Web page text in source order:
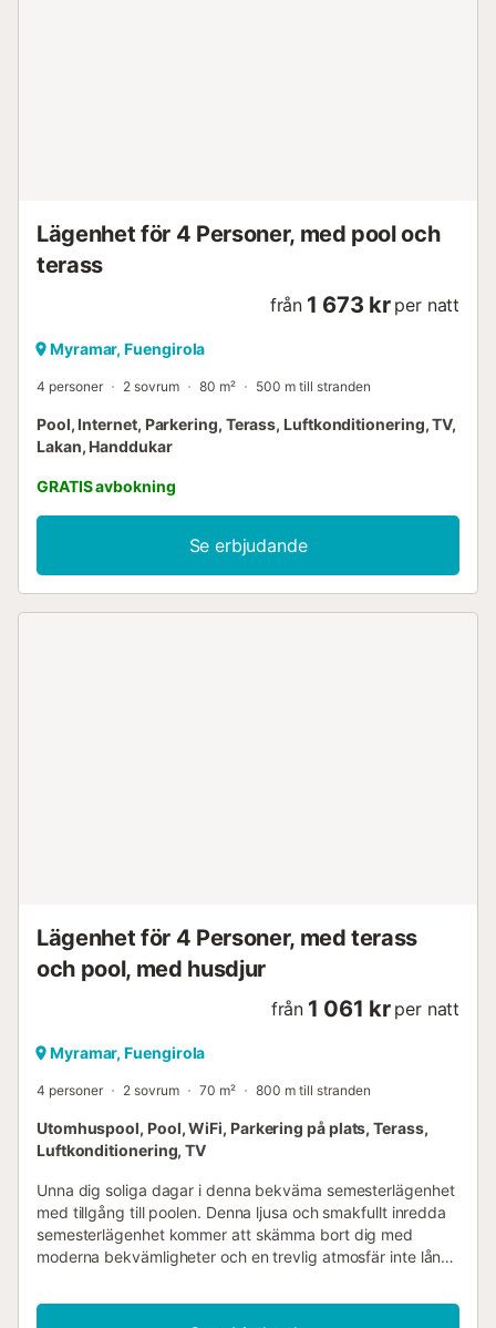
Lägenhet för 4 Personer, med pool och
terass
från 1 673 kr per natt
Myramar, Fuengirola
4 personer 2 sovrum 80 m² 500 m till stranden
Pool, Internet, Parkering, Terass, Luftkonditionering, TV,
Lakan, Handdukar
GRATIS avbokning
Se erbjudande
Lägenhet för 4 Personer, med terass
och pool, med husdjur
från 1 061 kr per natt
Myramar, Fuengirola
4 personer 2 sovrum 70 m² 800 m till stranden
Utomhuspool, Pool, WiFi, Parkering på plats, Terass,
Luftkonditionering, TV
Unna dig soliga dagar i denna bekväma semesterlägenhet
med tillgång till poolen. Denna ljusa och smakfullt inredda
semesterlägenhet kommer att skämma bort dig med
moderna bekvämligheter och en trevlig atmosfär inte långt
inbjudande köket och slå dig ner vid det stilfullt dukade
matbordet, där du kan planera dina aktiviteter och koppla